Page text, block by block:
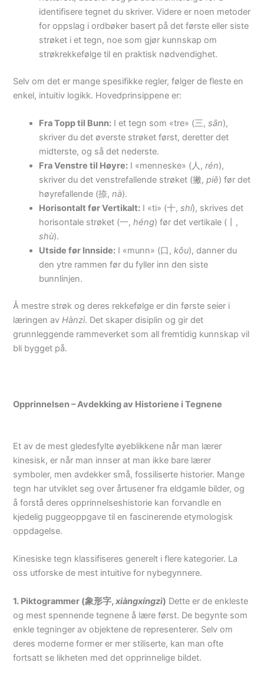
identifisere tegnet du skriver. Videre er noen metoder
for oppslag i ordbøker basert på det første eller siste
strøket i et tegn, noe som gjør kunnskap om
strøkrekkefølge til en praktisk nødvendighet.
Selv om det er mange spesifikke regler, følger de fleste en
enkel, intuitiv logikk. Hovedprinsippene er:
Fra Topp til Bunn: I et tegn som «tre» (三,sān),
skriver du det øverste strøket først, deretter det
midterste, og så det nederste.
Fra Venstre til Høyre: I «menneske» (人,rén),
skriver du det venstrefallende strøket (撇,piě) før det
høyrefallende (捺,nà).
Horisontalt før Vertikalt: I «ti» (十,shí), skrives det
horisontale strøket (一,héng) før det vertikale (丨,
shù).
Utside før Innside: I «munn» (口,kǒu), danner du
den ytre rammen før du fyller inn den siste
bunnlinjen.
Å mestre strøk og deres rekkefølge er din første seier i
læringen avHànzì. Det skaper disiplin og gir det
grunnleggende rammeverket som all fremtidig kunnskap vil
bli bygget på.
Opprinnelsen – Avdekking av Historiene i Tegnene
Et av de mest gledesfylte øyeblikkene når man lærer
kinesisk, er når man innser at man ikke bare lærer
symboler, men avdekker små, fossiliserte historier. Mange
tegn har utviklet seg over årtusener fra eldgamle bilder, og
å forstå deres opprinnelseshistorie kan forvandle en
kjedelig puggeoppgave til en fascinerende etymologisk
oppdagelse.
Kinesiske tegn klassifiseres generelt i flere kategorier. La
oss utforske de mest intuitive for nybegynnere.
1. Piktogrammer (象形字,xiàngxíngzì) Dette er de enkleste
og mest spennende tegnene å lære først. De begynte som
enkle tegninger av objektene de representerer. Selv om
deres moderne former er mer stiliserte, kan man ofte
fortsatt se likheten med det opprinnelige bildet.